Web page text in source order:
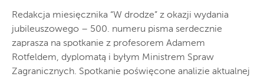
Redakcja miesięcznika “W drodze” z okazji wydania
jubileuszowego – 500. numeru pisma serdecznie
zaprasza na spotkanie z profesorem Adamem
Rotfeldem, dyplomatą i byłym Ministrem Spraw
Zagranicznych. Spotkanie poświęcone analizie aktualnej